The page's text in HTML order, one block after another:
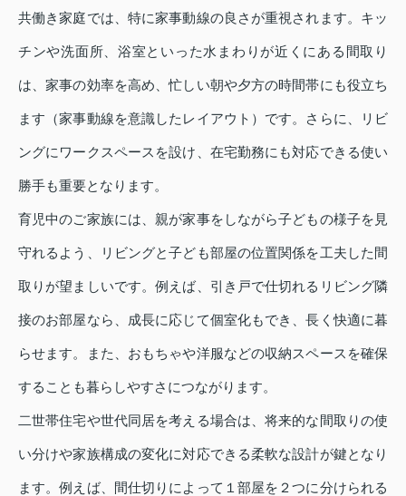
共働き家庭では、特に家事動線の良さが重視されます。キッ
チンや洗面所、浴室といった水まわりが近くにある間取り
は、家事の効率を高め、忙しい朝や夕方の時間帯にも役立ち
ます（家事動線を意識したレイアウト）です。さらに、リビ
ングにワークスペースを設け、在宅勤務にも対応できる使い
勝手も重要となります。
育児中のご家族には、親が家事をしながら子どもの様子を見
守れるよう、リビングと子ども部屋の位置関係を工夫した間
取りが望ましいです。例えば、引き戸で仕切れるリビング隣
接のお部屋なら、成長に応じて個室化もでき、長く快適に暮
らせます。また、おもちゃや洋服などの収納スペースを確保
することも暮らしやすさにつながります。
二世帯住宅や世代同居を考える場合は、将来的な間取りの使
い分けや家族構成の変化に対応できる柔軟な設計が鍵となり
ます。例えば、間仕切りによって１部屋を２つに分けられる